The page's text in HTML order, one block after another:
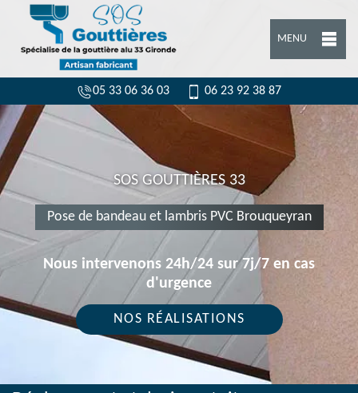
MENU
05 33 06 36 03 06 23 92 38 87
SOS GOUTTIÈRES 33
Pose de bandeau et lambris PVC Brouqueyran
Nous intervenons 24h/24 sur 7j/7 en cas
d'urgence
NOS RÉALISATIONS